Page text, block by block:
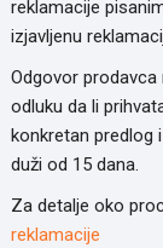
reklamacije
izjavljenu
Odgovor
odluku da li
konkretan predlog
duži od 15 dana.
Za detalje oko
reklamacije